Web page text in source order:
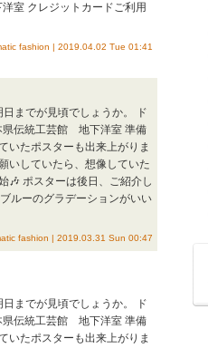
室 クレジットカードご利用
fashion | 2019.04.02 Tue 01:41
までが見頃でしょうか。 ド
県伝統工芸館 地下洋室 準備
いたポスターも出来上がりま
いしていたら、想像していた
🎶 ポスターは後日、ご紹介し
ルーのグラデーションがいい
fashion | 2019.03.31 Sun 00:47
までが見頃でしょうか。 ド
県伝統工芸館 地下洋室 準備
いたポスターも出来上がりま